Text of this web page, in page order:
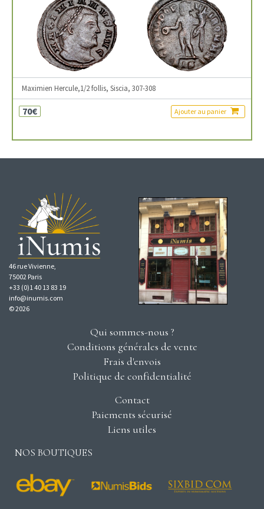
Maximien Hercule,1/2 follis, Siscia, 307-308
70€ Ajouter au panier
46 rue Vivienne,
75002 Paris
+33 (0)1 40 13 83 19
info@inumis.com
© 2026
Qui sommes-nous ?
Conditions générales de vente
Frais d'envois
Politique de confidentialité
Contact
Paiements sécurisé
Liens utiles
NOS BOUTIQUES